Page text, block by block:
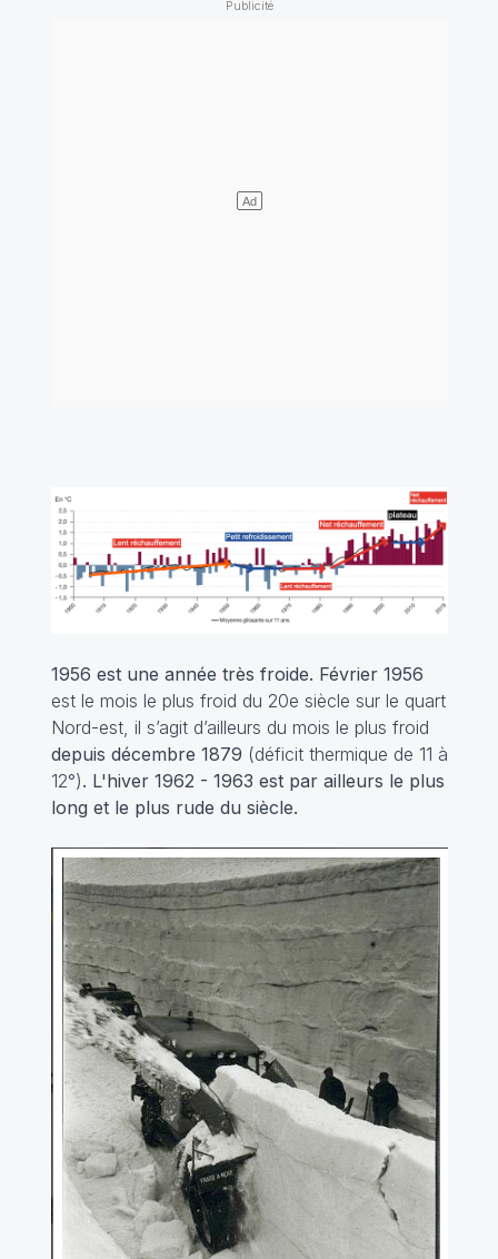
1956 est une année très froide. Février 1956
est le mois le plus froid du 20e siècle sur le quart
Nord-est, il s’agit d’ailleurs du mois le plus froid
depuis décembre 1879 (déficit thermique de 11 à
12°). L'hiver 1962 - 1963 est par ailleurs le plus
long et le plus rude du siècle.